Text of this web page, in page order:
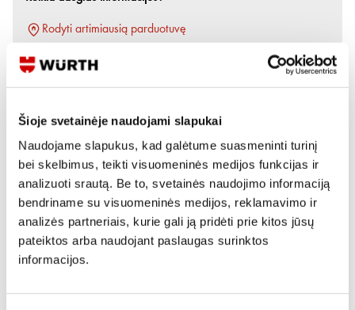
Šioje svetainėje naudojami slapukai
Naudojame slapukus, kad galėtume suasmeninti turinį
bei skelbimus, teikti visuomeninės medijos funkcijas ir
analizuoti srautą. Be to, svetainės naudojimo informaciją
bendriname su visuomeninės medijos, reklamavimo ir
analizės partneriais, kurie gali ją pridėti prie kitos jūsų
pateiktos arba naudojant paslaugas surinktos
informacijos.
Rodyti artimiausią parduotuvę
Produkto aprašymas
Smūginis grąžtas SDS Plus Quadro Longlife Vario
Puikus sprendimas armuotam betonui ir kietoms medžiagoms gręžti, turintis
simetrišką galvutę su keturiomis pjovimo briaunomis ir VARIO spiralę su
šerdies sutvirtinimu.
Žymiai geresnis suderinamumas su armatūra